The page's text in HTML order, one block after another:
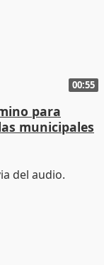
00:55
para
municipales